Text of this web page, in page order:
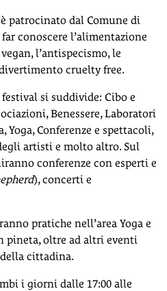
patrocinato dal Comune di
conoscere l’alimentazione
l’antispecismo, le
cruelty free.
si suddivide: Cibo e
Benessere, Laboratori
Conferenze e spettacoli,
artisti e molto altro. Sul
conferenze con esperti e
), concerti e
pratiche nell’area Yoga e
pineta, oltre ad altri eventi
cittadina.
i giorni dalle 17:00 alle